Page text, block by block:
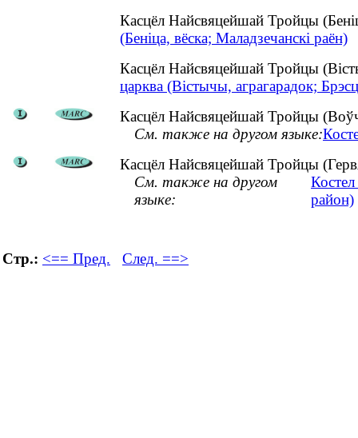
Касцёл Найсвяцейшай Тройцы
(Беніца, вёска; Маладзечанскі раён)
Касцёл Найсвяцейшай Тройцы
царква (Вістычы, аграгарадок;
Касцёл Найсвяцейшай Тройцы
См. также на другом языке:
Касцёл Найсвяцейшай Тройцы
См. также на другом
языке:
район)
Стр.: <== Пред. След. ==>